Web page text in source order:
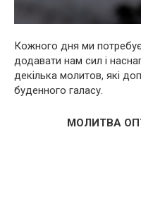
Кожного дня ми
додавати нам сил і
декілька молитов, які
буденного галасу.
МОЛИТВА